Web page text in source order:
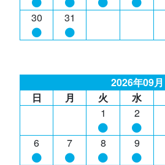
30 31
2026年09月
日
月 火 水
1
2
6 7 8 9